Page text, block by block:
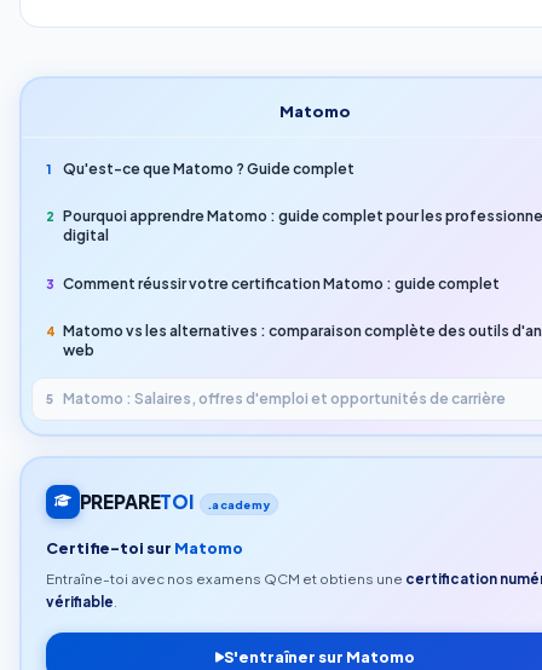
Matomo
1 Qu'est-ce que Matomo ? Guide complet
2
Pourquoi apprendre Matomo : guide complet pour les
digital
3 Comment réussir votre certification Matomo : guide complet
4 Matomo vs les alternatives : comparaison complète des outils
web
5 Matomo : Salaires, offres d'emploi et opportunités de carrière
PREPARETOI .academy
Certifie-toi sur Matomo
Entraîne-toi avec nos examens QCM et obtiens une certification
vérifiable
S'entraîner sur Matomo